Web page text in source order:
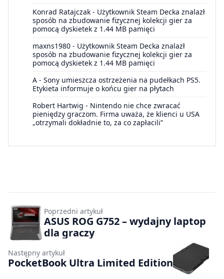
Konrad Ratajczak - Użytkownik Steam Decka znalazł
sposób na zbudowanie fizycznej kolekcji gier za
pomocą dyskietek z 1.44 MB pamięci
maxns1980 - Użytkownik Steam Decka znalazł
sposób na zbudowanie fizycznej kolekcji gier za
pomocą dyskietek z 1.44 MB pamięci
A - Sony umieszcza ostrzeżenia na pudełkach PS5.
Etykieta informuje o końcu gier na płytach
Robert Hartwig - Nintendo nie chce zwracać
pieniędzy graczom. Firma uważa, że klienci u USA
„otrzymali dokładnie to, za co zapłacili”
Poprzedni artykuł
ASUS ROG G752 – wydajny laptop
dla graczy
Następny artykuł
PocketBook Ultra Limited Edition